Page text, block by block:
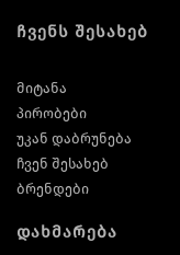
ჩვენს შესახებ
მიტანა
პირობები
უკან დაბრუნება
ჩვენ შესახებ
ბრენდები
დახმარება